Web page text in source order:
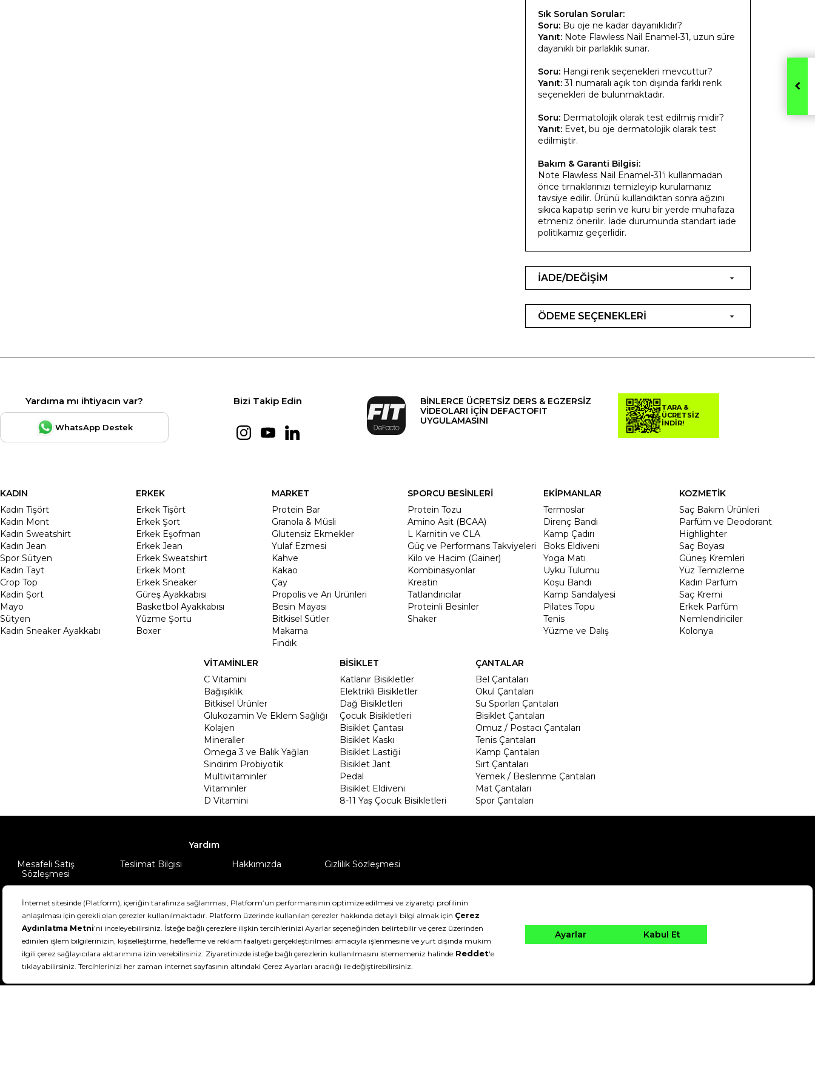
Sık Sorulan Sorular:
Soru: Bu oje ne kadar dayanıklıdır?
Yanıt: Note Flawless Nail Enamel-31, uzun süre
dayanıklı bir parlaklık sunar.
Soru: Hangi renk seçenekleri mevcuttur?
Yanıt:31 numaralı açık ton dışında farklı renk
seçenekleri de bulunmaktadır.
Soru: Dermatolojik olarak test edilmiş midir?
Yanıt: Evet, bu oje dermatolojik olarak test
edilmiştir.
Bakım & Garanti Bilgisi:
Note Flawless Nail Enamel-31'i kullanmadan
önce tırnaklarınızı temizleyip kurulamanız
tavsiye edilir. Ürünü kullandıktan sonra ağzını
sıkıca kapatıp serin ve kuru bir yerde muhafaza
etmeniz önerilir. İade durumunda standart iade
politikamız geçerlidir.
İADE/DEĞİŞİM
ÖDEME SEÇENEKLERİ
Yardıma mı ihtiyacın var?
WhatsApp Destek
Bizi Takip Edin
BİNLERCE ÜCRETSİZ DERS & EGZERSİZ
VİDEOLARI İÇİN DEFACTOFIT
UYGULAMASINI
TARA &
ÜCRETSİZ
İNDİR!
KADIN
Kadın Tişört
Kadın Mont
Kadın Sweatshirt
Kadın Jean
Spor Sütyen
Kadın Tayt
Crop Top
Kadin Şort
Mayo
Sütyen
Kadın Sneaker Ayakkabı
ERKEK
Erkek Tişört
Erkek Şort
Erkek Eşofman
Erkek Jean
Erkek Sweatshirt
Erkek Mont
Erkek Sneaker
Güreş Ayakkabısı
Basketbol Ayakkabısı
Yüzme Şortu
Boxer
MARKET
Protein Bar
Granola & Müsli
Glutensiz Ekmekler
Yulaf Ezmesi
Kahve
Kakao
Çay
Propolis ve Arı Ürünleri
Besin Mayası
Bitkisel Sütler
Makarna
Fındık
SPORCU BESİNLERİ
Protein Tozu
Amino Asit (BCAA)
L Karnitin ve CLA
Güç ve Performans Takviyeleri
Kilo ve Hacim (Gainer)
Kombinasyonlar
Kreatin
Tatlandırıcılar
Proteinli Besinler
Shaker
EKİPMANLAR
Termoslar
Direnç Bandı
Kamp Çadırı
Boks Eldiveni
Yoga Matı
Uyku Tulumu
Koşu Bandı
Kamp Sandalyesi
Pilates Topu
Tenis
Yüzme ve Dalış
KOZMETİK
Saç Bakım Ürünleri
Parfüm ve Deodorant
Highlighter
Saç Boyası
Güneş Kremleri
Yüz Temizleme
Kadın Parfüm
Saç Kremi
Erkek Parfüm
Nemlendiriciler
Kolonya
VİTAMİNLER
C Vitamini
Bağışıklık
Bitkisel Ürünler
Glukozamin Ve Eklem Sağlığı
Kolajen
Mineraller
Omega 3 ve Balık Yağları
Sindirim Probiyotik
Multivitaminler
Vitaminler
D Vitamini
BİSİKLET
Katlanır Bisikletler
Elektrikli Bisikletler
Dağ Bisikletleri
Çocuk Bisikletleri
Bisiklet Çantası
Bisiklet Kaskı
Bisiklet Lastiği
Bisiklet Jant
Pedal
Bisiklet Eldiveni
8-11 Yaş Çocuk Bisikletleri
ÇANTALAR
Bel Çantaları
Okul Çantaları
Su Sporları Çantaları
Bisiklet Çantaları
Omuz / Postacı Çantaları
Tenis Çantaları
Kamp Çantaları
Sırt Çantaları
Yemek / Beslenme Çantaları
Mat Çantaları
Spor Çantaları
Yardım
Mesafeli Satış
Sözleşmesi
Teslimat Bilgisi Hakkımızda Gizlilik Sözleşmesi
DeFactoFIT ©️ 2022-2026. Tüm hakları saklıdır.